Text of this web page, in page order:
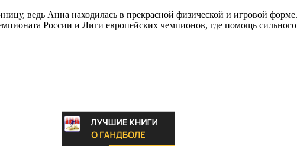
ведь Анна находилась в прекрасной физической и игровой
России и Лиги европейских чемпионов, где помощь